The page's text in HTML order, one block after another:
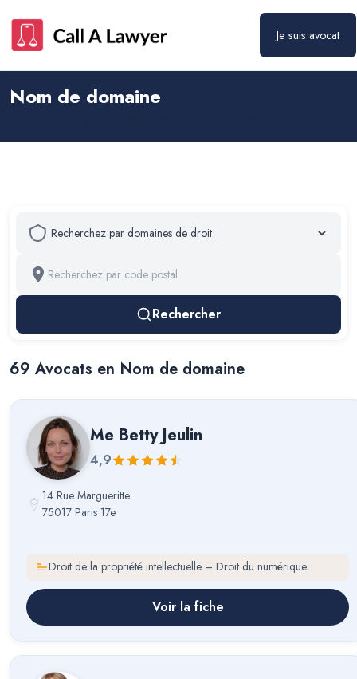
Je suis avocat
Nom de domaine
Rechercher
69 Avocats en Nom de domaine
Me Betty Jeulin
4,9
14 Rue Margueritte
75017 Paris 17e
Droit de la propriété intellectuelle – Droit du numérique
Voir la fiche